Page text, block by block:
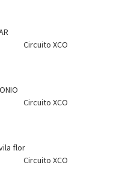
Circuito XCO
Circuito XCO
flor
Circuito XCO